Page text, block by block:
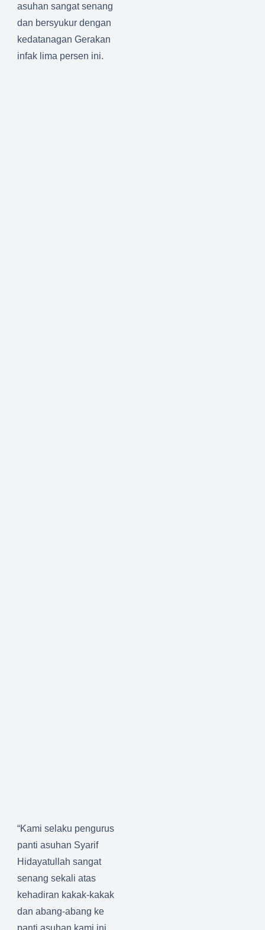
asuhan sangat senang
dan bersyukur dengan
kedatanagan Gerakan
infak lima persen ini.
“Kami selaku pengurus
panti asuhan Syarif
Hidayatullah sangat
senang sekali atas
kehadiran kakak-kakak
dan abang-abang ke
panti asuhan kami ini,